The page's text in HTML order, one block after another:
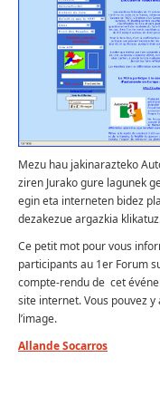
Mezu hau jakinarazteko
ziren Jurako gure lagunek
egin eta interneten bidez
dezakezue argazkia
Ce petit mot pour vous
participants au 1er Forum
compte-rendu de cet
site internet. Vous pouvez
l’image.
Allande Socarros